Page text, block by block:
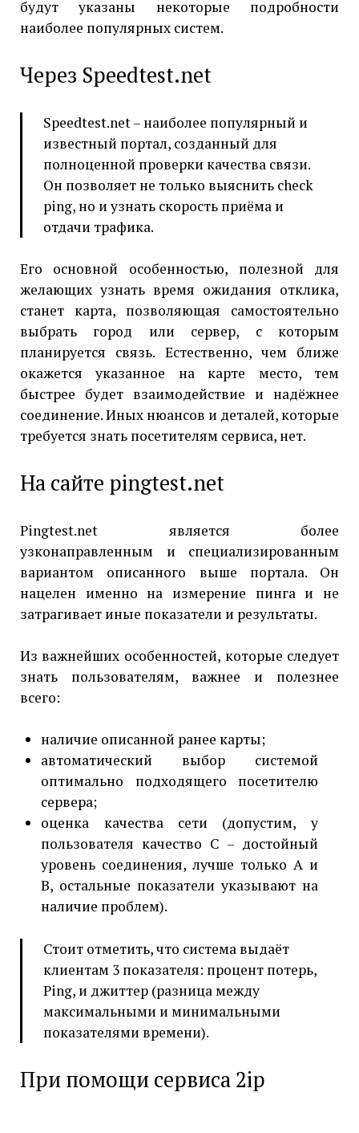
будут указаны некоторые подробности
наиболее популярных систем.
Через Speedtest.net
Speedtest.net – наиболее популярный и
известный портал, созданный для
полноценной проверки качества связи.
Он позволяет не только выяснить check
ping, но и узнать скорость приёма и
отдачи трафика.
Его основной особенностью, полезной для
желающих узнать время ожидания отклика,
станет карта, позволяющая самостоятельно
выбрать город или сервер, с которым
планируется связь. Естественно, чем ближе
окажется указанное на карте место, тем
быстрее будет взаимодействие и надёжнее
соединение. Иных нюансов и деталей, которые
требуется знать посетителям сервиса, нет.
На сайте pingtest.net
Pingtest.net является более
узконаправленным и специализированным
вариантом описанного выше портала. Он
нацелен именно на измерение пинга и не
затрагивает иные показатели и результаты.
Из важнейших особенностей, которые следует
знать пользователям, важнее и полезнее
всего:
наличие описанной ранее карты;
автоматический выбор системой
оптимально подходящего посетителю
сервера;
оценка качества сети (допустим, у
пользователя качество C – достойный
уровень соединения, лучше только A и
B, остальные показатели указывают на
наличие проблем).
Стоит отметить, что система выдаёт
клиентам 3 показателя: процент потерь,
Ping, и джиттер (разница между
максимальными и минимальными
показателями времени).
При помощи сервиса 2ip